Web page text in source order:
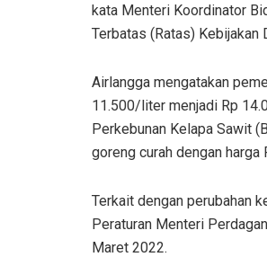
kata Menteri Koordinator
Terbatas (Ratas)
Airlangga mengatakan
11.500/liter menjadi Rp
Perkebunan Kelapa Sawit
goreng curah dengan harga
Terkait dengan perubahan
Peraturan Menteri
Maret 2022.